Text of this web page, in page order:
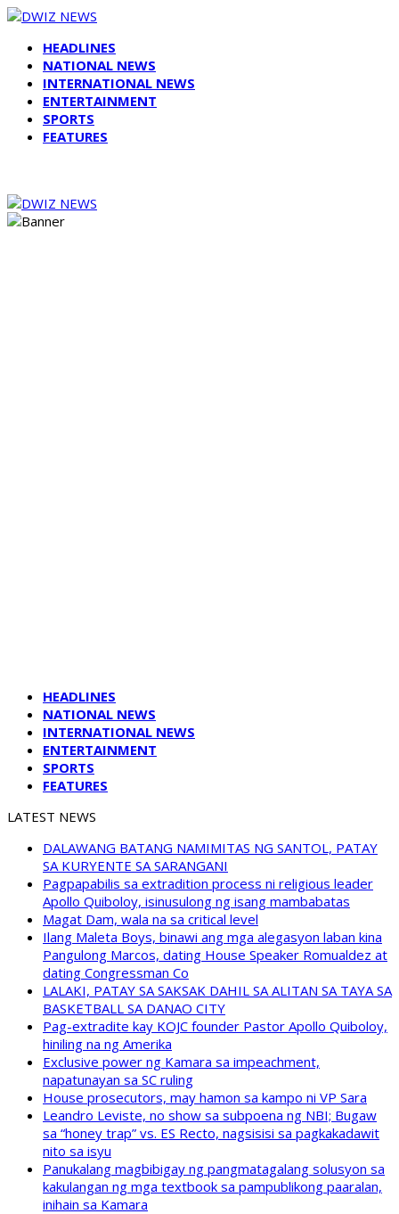
HEADLINES
NATIONAL NEWS
INTERNATIONAL NEWS
ENTERTAINMENT
SPORTS
FEATURES
HEADLINES
NATIONAL NEWS
INTERNATIONAL NEWS
ENTERTAINMENT
SPORTS
FEATURES
LATEST NEWS
DALAWANG BATANG NAMIMITAS NG SANTOL, PATAY
SA KURYENTE SA SARANGANI
Pagpapabilis sa extradition process ni religious leader
Apollo Quiboloy, isinusulong ng isang mambabatas
Magat Dam, wala na sa critical level
Ilang Maleta Boys, binawi ang mga alegasyon laban kina
Pangulong Marcos, dating House Speaker Romualdez at
dating Congressman Co
LALAKI, PATAY SA SAKSAK DAHIL SA ALITAN SA TAYA SA
BASKETBALL SA DANAO CITY
Pag-extradite kay KOJC founder Pastor Apollo Quiboloy,
hiniling na ng Amerika
Exclusive power ng Kamara sa impeachment,
napatunayan sa SC ruling
House prosecutors, may hamon sa kampo ni VP Sara
Leandro Leviste, no show sa subpoena ng NBI; Bugaw
sa “honey trap” vs. ES Recto, nagsisisi sa pagkakadawit
nito sa isyu
Panukalang magbibigay ng pangmatagalang solusyon sa
kakulangan ng mga textbook sa pampublikong paaralan,
inihain sa Kamara